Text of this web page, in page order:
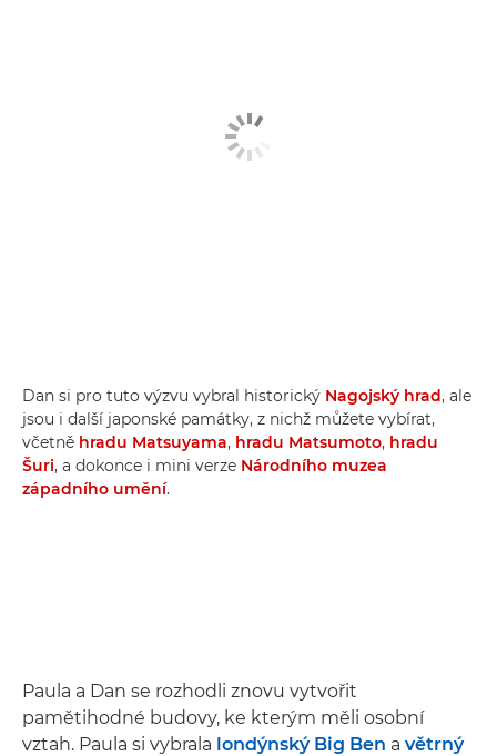
Dan si pro tuto výzvu vybral historický Nagojský hrad, ale
jsou i další japonské památky, z nichž můžete vybírat,
včetně hradu Matsuyama, hradu Matsumoto, hradu
Šuri, a dokonce i mini verze Národního muzea
západního umění.
Paula a Dan se rozhodli znovu vytvořit
pamětihodné budovy, ke kterým měli osobní
vztah. Paula si vybrala londýnský Big Ben a větrný